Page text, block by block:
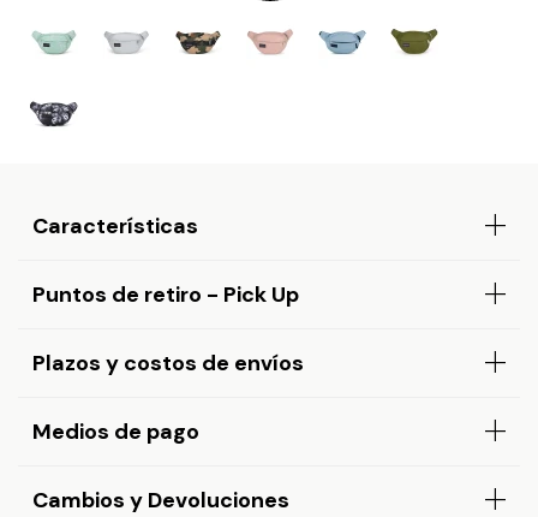
Características
Puntos de retiro - Pick Up
Plazos y costos de envíos
Medios de pago
Cambios y Devoluciones